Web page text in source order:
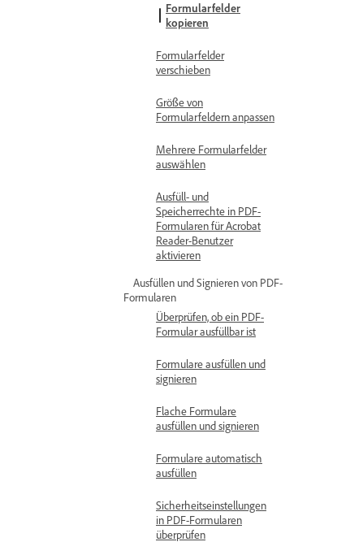
Formularfelder
kopieren
Formularfelder
verschieben
Größe von
Formularfeldern anpassen
Mehrere Formularfelder
auswählen
Ausfüll- und
Speicherrechte in PDF-
Formularen für Acrobat
Reader-Benutzer
aktivieren
Ausfüllen und Signieren von PDF-
Formularen
Überprüfen, ob ein PDF-
Formular ausfüllbar ist
Formulare ausfüllen und
signieren
Flache Formulare
ausfüllen und signieren
Formulare automatisch
ausfüllen
Sicherheitseinstellungen
in PDF-Formularen
überprüfen